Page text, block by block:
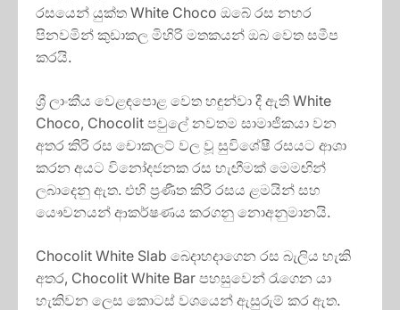
රසයෙන් යුක්ත White Choco ඔබේ රස නහර
පිනවමින් කුඩාකල මිහිරි මතකයන් ඔබ වෙත සමීප
කරයි.
ශ්‍රී ලාංකීය වෙළඳපොළ වෙත හඳුන්වා දී ඇති White
Choco, Chocolit පවුලේ නවතම සාමාජිකයා වන
අතර කිරි රස චොකලට් වල වූ සුවිශේෂී රසයට ආශා
කරන අයට විනෝදජනක රස හැඟීමක් මෙමඟින්
ලබාදෙනු ඇත. එහි ප්‍රණීත කිරි රසය ළමයින් සහ
යෞවනයන් ආකර්ෂණය කරගනු නොඅනුමානයි.
Chocolit White Slab බෙදාහදාගෙන රස බැලිය හැකි
අතර, Chocolit White Bar පහසුවෙන් රැගෙන යා
හැකිවන ලෙස කොටස් වශයෙන් ඇසුරුම් කර ඇත.